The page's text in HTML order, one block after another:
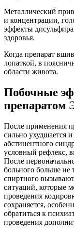
Металлический
и концентрации,
эффекты
здоровья.
Когда препарат
лопаткой, в
области живота.
Побочные
препаратом
После применения
сильно ухудшается
абстинентного
условный рефлекс,
После
больного больше не
спиртного
ситуаций, которые
проведения
сохраняется,
обратиться к
проведения